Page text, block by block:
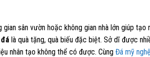
sân vườn hoặc không gian nhà lớn giúp tạo
là quà tặng, quà biếu đặc biệt. Sở dĩ được
nhân tạo không thể có được. Cùng Đá mỹ